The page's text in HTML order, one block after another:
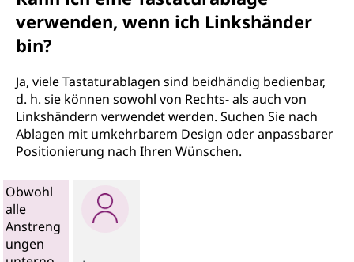
verwenden, wenn ich Linkshänder
bin?
Ja, viele Tastaturablagen sind beidhändig bedienbar,
d. h. sie können sowohl von Rechts- als auch von
Linkshändern verwendet werden. Suchen Sie nach
Ablagen mit umkehrbarem Design oder anpassbarer
Positionierung nach Ihren Wünschen.
Obwohl
alle
Anstreng
ungen